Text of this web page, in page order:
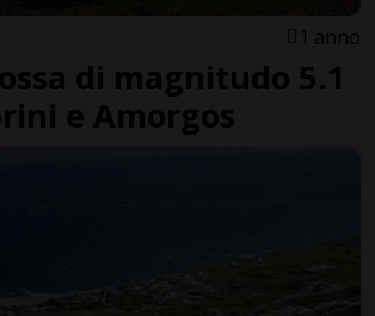
1 anno
di magnitudo 5.1
e Amorgos